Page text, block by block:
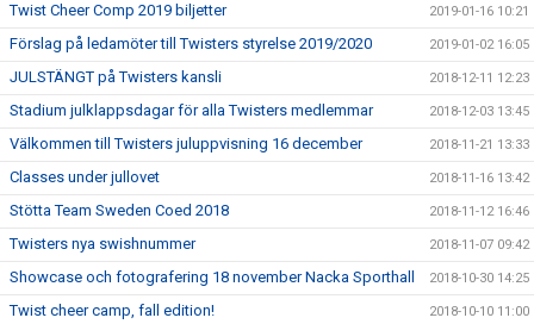
Twist Cheer Comp 2019 biljetter 2019-01-16 10:21
Förslag på ledamöter till Twisters styrelse 2019/2020 2019-01-02 16:05
JULSTÄNGT på Twisters kansli 2018-12-11 12:23
Stadium julklappsdagar för alla Twisters medlemmar 2018-12-03 13:45
Välkommen till Twisters juluppvisning 16 december 2018-11-21 13:33
Classes under jullovet 2018-11-16 13:42
Stötta Team Sweden Coed 2018 2018-11-12 16:46
Twisters nya swishnummer 2018-11-07 09:42
Showcase och fotografering 18 november Nacka Sporthall 2018-10-30 14:25
Twist cheer camp, fall edition! 2018-10-10 11:00